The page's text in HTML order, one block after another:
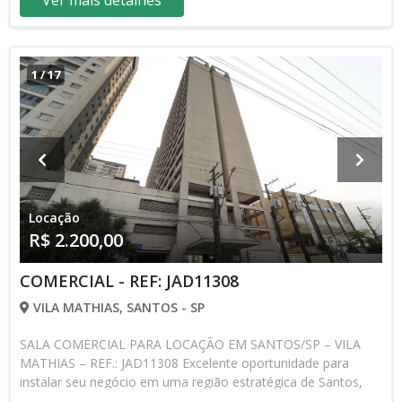
de acesso • Ambiente versátil para diferentes tipos de
meses Localização privilegiada, próxima a comércios,
serviços, transporte público e principais vias da cidade,
proporcionando ótima visibilidade e conveniência para o seu
negócio. Uma oportunidade ideal para quem busca um
espaço funcional em uma região valorizada de Santos.
1/17
Locação
R$ 2.200,00
COMERCIAL - REF: JAD11308
VILA MATHIAS, SANTOS - SP
SALA COMERCIAL PARA LOCAÇÃO EM SANTOS/SP – VILA
MATHIAS – REF.: JAD11308 Excelente oportunidade para
instalar seu negócio em uma região estratégica de Santos,